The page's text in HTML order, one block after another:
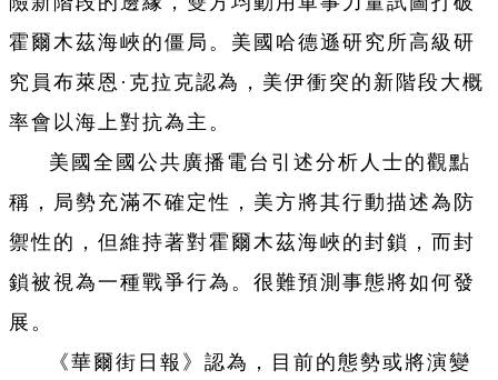
霍爾木茲海峽的僵局。美國哈德遜研究所高級研
究員布萊恩·克拉克認為，美伊衝突的新階段大概
率會以海上對抗為主。
美國全國公共廣播電台引述分析人士的觀點
稱，局勢充滿不確定性，美方將其行動描述為防
禦性的，但維持著對霍爾木茲海峽的封鎖，而封
鎖被視為一種戰爭行為。很難預測事態將如何發
展。
《華爾街日報》認為，目前的態勢或將演變